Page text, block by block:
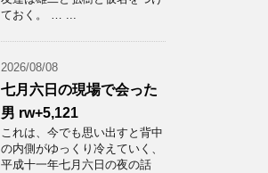
ておく。 … ...
2026/08/08
七月六日の現場で会った
男 rw+5,121
これは、今でも思い出すと背中
の内側がゆっくり冷えていく、
平成十一年七月六日の夜の話